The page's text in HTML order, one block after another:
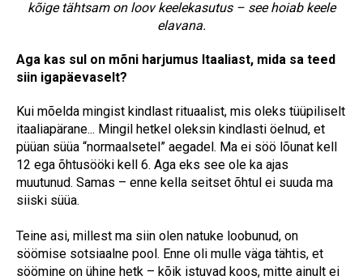
kõige tähtsam on loov keelekasutus – see hoiab keele
elavana.
Aga kas sul on mõni harjumus Itaaliast, mida sa teed
siin igapäevaselt?
Kui mõelda mingist kindlast rituaalist, mis oleks tüüpiliselt
itaaliapärane... Mingil hetkel oleksin kindlasti öelnud, et
püüan süüa “normaalsetel” aegadel. Ma ei söö lõunat kell
12 ega õhtusööki kell 6. Aga eks see ole ka ajas
muutunud. Samas – enne kella seitset õhtul ei suuda ma
siiski süüa.
Teine asi, millest ma siin olen natuke loobunud, on
söömise sotsiaalne pool. Enne oli mulle väga tähtis, et
söömine on ühine hetk – kõik istuvad koos, mitte ainult ei